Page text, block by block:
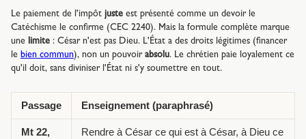
Le paiement de l'impôt juste est présenté comme un devoir le
Catéchisme le confirme (CEC 2240). Mais la formule complète marque
une limite : César n'est pas Dieu. L'État a des droits légitimes (financer
le bien commun), non un pouvoir absolu. Le chrétien paie loyalement ce
qu'il doit, sans diviniser l'État ni s'y soumettre en tout.
Passage Enseignement (paraphrasé)
Mt 22,
Rendre à César ce qui est à César, à Dieu ce